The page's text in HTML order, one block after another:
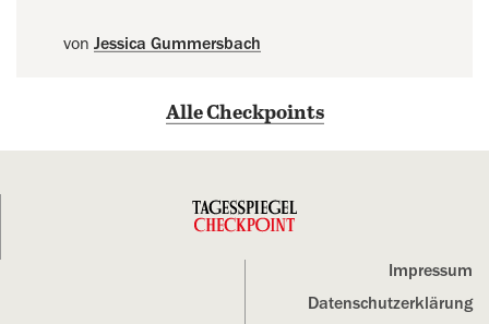
von Jessica Gummersbach
Alle Checkpoints
Impressum
Datenschutz­erklärung